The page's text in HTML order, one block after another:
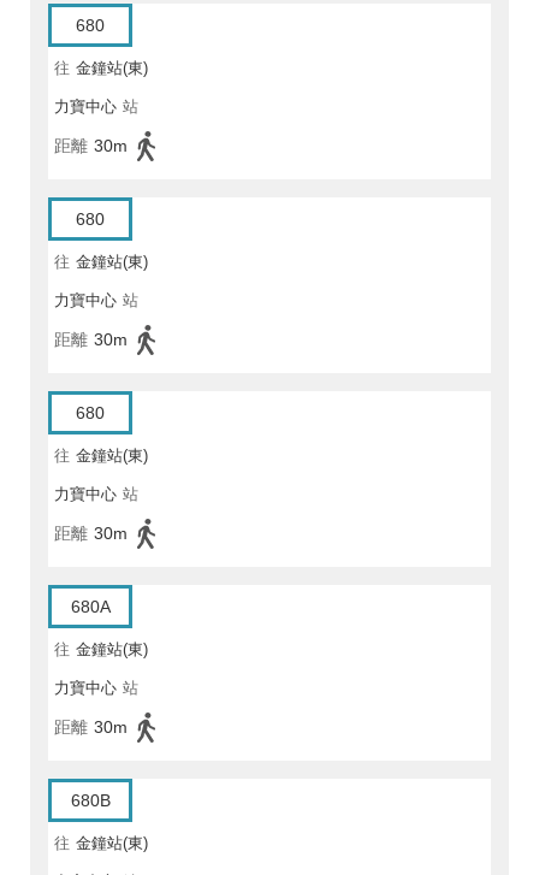
680
往 金鐘站(東)
力寶中心 站
距離 30m
680
往 金鐘站(東)
力寶中心 站
距離 30m
680
往 金鐘站(東)
力寶中心 站
距離 30m
680A
往 金鐘站(東)
力寶中心 站
距離 30m
680B
往 金鐘站(東)